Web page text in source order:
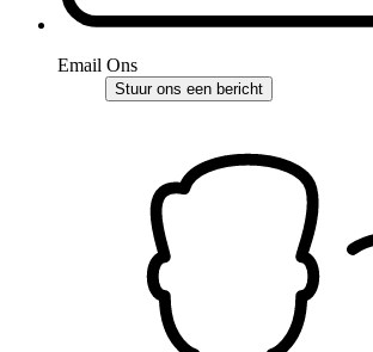
Email Ons
Stuur ons een bericht